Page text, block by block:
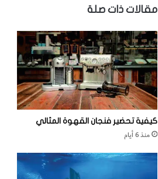
ل
ج
ن
و
ب
ي
ة
ت
ف
ق
د
ك
م
مقالات ذات صلة
كيفية تحضير فنجان القهوة المثالي
منذ 6 أيام